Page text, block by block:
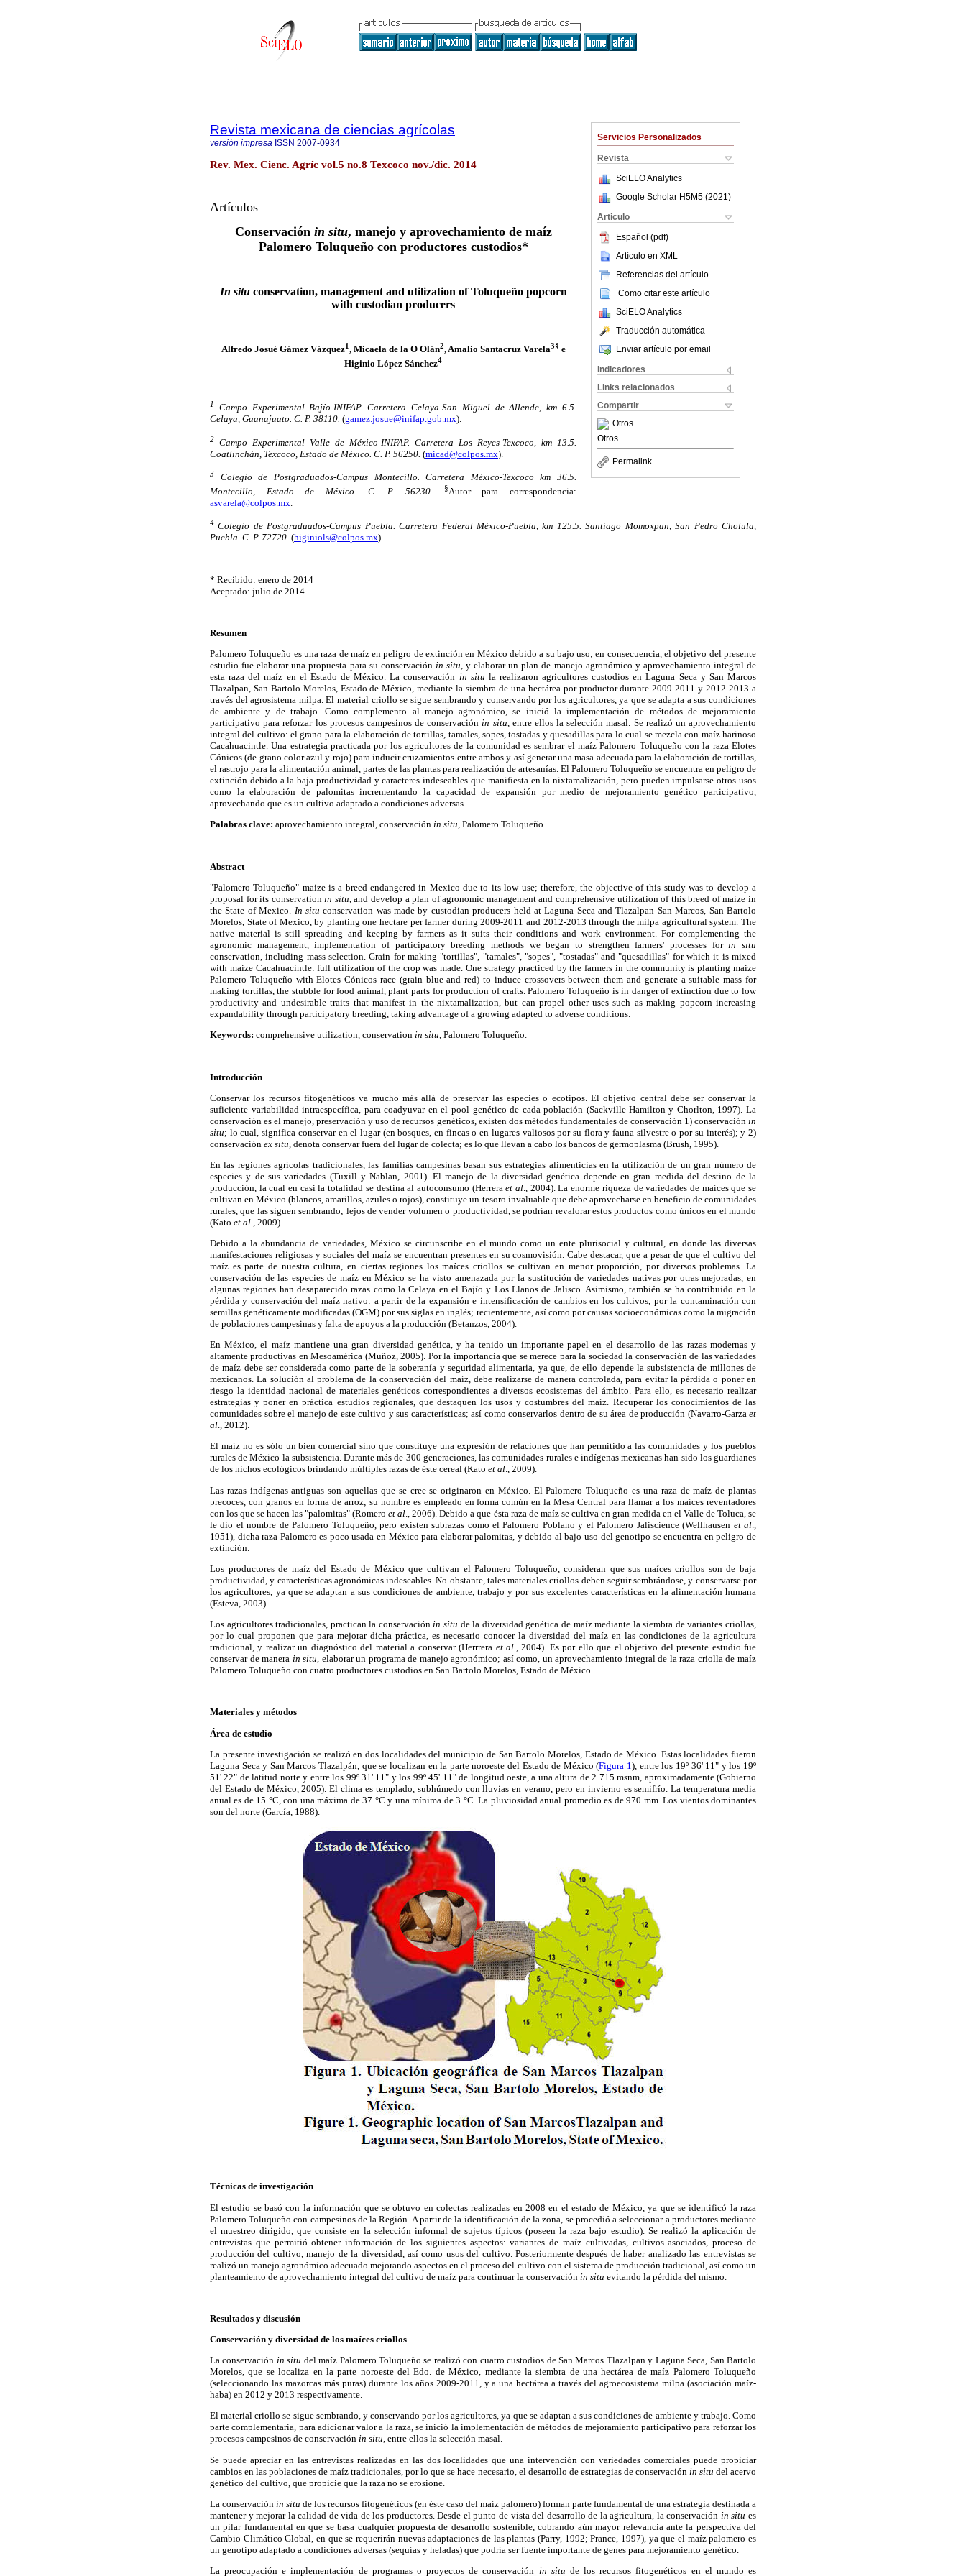
Servicios Personalizados
Revista
SciELO Analytics
Google Scholar H5M5 (2021 )
Articulo
Español (pdf)
Artículo en XML
Referencias del artículo
Como citar este artículo
SciELO Analytics
Traducción automática
Enviar artículo por email
Indicadores
Links relacionados
Compartir
Otros
Otros
Permalink
Revista mexicana de ciencias agrícolas
versión impresa ISSN 2007-0934
Rev. Mex. Cienc. Agríc vol.5 no.8 Texcoco nov./dic. 2014
Artículos
Conservación in situ, manejo y aprovechamiento de maíz
Palomero Toluqueño con productores custodios*
In situ conservation, management and utilization of Toluqueño popcorn
with custodian producers
Alfredo Josué Gámez Vázquez1, Micaela de la O Olán2, Amalio Santacruz Varela3§ e
Higinio López Sánchez4
1
Campo Experimental Bajío-INIFAP. Carretera Celaya-San Miguel de Allende, km 6.5.
Celaya, Guanajuato. C. P. 38110. (gamez.josue@inifap.gob.mx).
2 Campo Experimental Valle de México-INIFAP. Carretera Los Reyes-Texcoco, km 13.5.
Coatlinchán, Texcoco, Estado de México. C. P. 56250. (micad@colpos.mx).
3
Colegio de Postgraduados-Campus Montecillo. Carretera México-Texcoco km 36.5.
Montecillo, Estado de México. C. P. 56230.
§Autor para correspondencia:
asvarela@colpos.mx
4 Colegio de Postgraduados-Campus Puebla. Carretera Federal México-Puebla, km 125.5. Santiago Momoxpan, San Pedro Cholula,
Puebla. C. P. 72720. (higiniols@colpos.mx).
* Recibido: enero de 2014
Aceptado: julio de 2014
Resumen
Palomero Toluqueño es una raza de maíz en peligro de extinción en México debido a su bajo uso; en consecuencia, el objetivo del presente
estudio fue elaborar una propuesta para su conservación in situ, y elaborar un plan de manejo agronómico y aprovechamiento integral de
esta raza del maíz en el Estado de México. La conservación in situ la realizaron agricultores custodios en Laguna Seca y San Marcos
Tlazalpan, San Bartolo Morelos, Estado de México, mediante la siembra de una hectárea por productor durante 2009-2011 y 2012-2013 a
través del agrosistema milpa. El material criollo se sigue sembrando y conservando por los agricultores, ya que se adapta a sus condiciones
de ambiente y de trabajo. Como complemento al manejo agronómico, se inició la implementación de métodos de mejoramiento
participativo para reforzar los procesos campesinos de conservaciónin situ, entre ellos la selección masal. Se realizó un aprovechamiento
integral del cultivo: el grano para la elaboración de tortillas, tamales, sopes, tostadas y quesadillas para lo cual se mezcla con maíz harinoso
Cacahuacintle. Una estrategia practicada por los agricultores de la comunidad es sembrar el maíz Palomero Toluqueño con la raza Elotes
Cónicos (de grano color azul y rojo) para inducir cruzamientos entre ambos y así generar una masa adecuada para la elaboración de tortillas,
el rastrojo para la alimentación animal, partes de las plantas para realización de artesanías. El Palomero Toluqueño se encuentra en peligro de
extinción debido a la baja productividad y caracteres indeseables que manifiesta en la nixtamalización, pero pueden impulsarse otros usos
como la elaboración de palomitas incrementando la capacidad de expansión por medio de mejoramiento genético participativo,
aprovechando que es un cultivo adaptado a condiciones adversas.
Palabras clave: aprovechamiento integral, conservación in situ, Palomero Toluqueño.
Abstract
"Palomero Toluqueño" maize is a breed endangered in Mexico due to its low use; therefore, the objective of this study was to develop a
proposal for its conservation in situ , and develop a plan of agronomic management and comprehensive utilization of this breed of maize in
the State of Mexico. In situ conservation was made by custodian producers held at Laguna Seca and Tlazalpan San Marcos, San Bartolo
Morelos, State of Mexico, by planting one hectare per farmer during 2009-2011 and 2012-2013 through the milpa agricultural system. The
native material is still spreading and keeping by farmers as it suits their conditions and work environment. For complementing the
agronomic management, implementation of participatory breeding methods we began to strengthen farmers' processes for in situ
conservation, including mass selection. Grain for making "tortillas", "tamales", "sopes", "tostadas" and "quesadillas" for which it is mixed
with maize Cacahuacintle: full utilization of the crop was made. One strategy practiced by the farmers in the community is planting maize
Palomero Toluqueño with Elotes Cónicos race (grain blue and red) to induce crossovers between them and generate a suitable mass for
making tortillas, the stubble for food animal, plant parts for production of crafts. Palomero Toluqueño is in danger of extinction due to low
productivity and undesirable traits that manifest in the nixtamalization, but can propel other uses such as making popcorn increasing
expandability through participatory breeding, taking advantage of a growing adapted to adverse conditions.
Keywords: comprehensive utilization, conservation in situ, Palomero Toluqueño.
Introducción
Conservar los recursos fitogenéticos va mucho más allá de preservar las especies o ecotipos. El objetivo central debe ser conservar la
suficiente variabilidad intraespecífica, para coadyuvar en el pool genético de cada población (Sackville-Hamilton y Chorlton, 1997). La
conservación es el manejo, preservación y uso de recursos genéticos, existen dos métodos fundamentales de conservación 1) conservación in
situ; lo cual, significa conservar en el lugar (en bosques, en fincas o en lugares valiosos por su flora y fauna silvestre o por su interés); y 2)
conservación ex situ , denota conservar fuera del lugar de colecta; es lo que llevan a cabo los bancos de germoplasma (Brush, 1995).
En las regiones agrícolas tradicionales, las familias campesinas basan sus estrategias alimenticias en la utilización de un gran número de
especies y de sus variedades (Tuxill y Nablan, 2001). El manejo de la diversidad genética depende en gran medida del destino de la
producción, la cual en casi la totalidad se destina al autoconsumo (Herreraet al ., 2004). La enorme riqueza de variedades de maíces que se
cultivan en México (blancos, amarillos, azules o rojos), constituye un tesoro invaluable que debe aprovecharse en beneficio de comunidades
rurales, que las siguen sembrando; lejos de vender volumen o productividad, se podrían revalorar estos productos como únicos en el mundo
(Kato et al ., 2009).
Debido a la abundancia de variedades, México se circunscribe en el mundo como un ente plurisocial y cultural, en donde las diversas
manifestaciones religiosas y sociales del maíz se encuentran presentes en su cosmovisión. Cabe destacar, que a pesar de que el cultivo del
maíz es parte de nuestra cultura, en ciertas regiones los maíces criollos se cultivan en menor proporción, por diversos problemas. La
conservación de las especies de maíz en México se ha visto amenazada por la sustitución de variedades nativas por otras mejoradas, en
algunas regiones han desaparecido razas como la Celaya en el Bajío y Los Llanos de Jalisco. Asimismo, también se ha contribuido en la
pérdida y conservación del maíz nativo: a partir de la expansión e intensificación de cambios en los cultivos, por la contaminación con
semillas genéticamente modificadas (OGM) por sus siglas en inglés; recientemente, así como por causas socioeconómicas como la migración
de poblaciones campesinas y falta de apoyos a la producción (Betanzos, 2004).
En México, el maíz mantiene una gran diversidad genética, y ha tenido un importante papel en el desarrollo de las razas modernas y
altamente productivas en Mesoamérica (Muñoz, 2005). Por la importancia que se merece para la sociedad la conservación de las variedades
de maíz debe ser considerada como parte de la soberanía y seguridad alimentaria, ya que, de ello depende la subsistencia de millones de
mexicanos. La solución al problema de la conservación del maíz, debe realizarse de manera controlada, para evitar la pérdida o poner en
riesgo la identidad nacional de materiales genéticos correspondientes a diversos ecosistemas del ámbito. Para ello, es necesario realizar
estrategias y poner en práctica estudios regionales, que destaquen los usos y costumbres del maíz. Recuperar los conocimientos de las
comunidades sobre el manejo de este cultivo y sus características; así como conservarlos dentro de su área de producción (Navarro-Garza et
al., 2012).
El maíz no es sólo un bien comercial sino que constituye una expresión de relaciones que han permitido a las comunidades y los pueblos
rurales de México la subsistencia. Durante más de 300 generaciones, las comunidades rurales e indígenas mexicanas han sido los guardianes
de los nichos ecológicos brindando múltiples razas de éste cereal (Kato et al., 2009).
Las razas indígenas antiguas son aquellas que se cree se originaron en México. El Palomero Toluqueño es una raza de maíz de plantas
precoces, con granos en forma de arroz; su nombre es empleado en forma común en la Mesa Central para llamar a los maíces reventadores
con los que se hacen las "palomitas" (Romeroet al ., 2006). Debido a que ésta raza de maíz se cultiva en gran medida en el Valle de Toluca, se
le dio el nombre de Palomero Toluqueño, pero existen subrazas como el Palomero Poblano y el Palomero Jaliscience (Wellhausen et al
1951), dicha raza Palomero es poco usada en México para elaborar palomitas, y debido al bajo uso del genotipo se encuentra en peligro de
extinción.
Los productores de maíz del Estado de México que cultivan el Palomero Toluqueño, consideran que sus maíces criollos son de baja
productividad, y características agronómicas indeseables. No obstante, tales materiales criollos deben seguir sembrándose, y conservarse por
los agricultores, ya que se adaptan a sus condiciones de ambiente, trabajo y por sus excelentes características en la alimentación humana
(Esteva, 2003).
Los agricultores tradicionales, practican la conservaciónin situ de la diversidad genética de maíz mediante la siembra de variantes criollas,
por lo cual proponen que para mejorar dicha práctica, es necesario conocer la diversidad del maíz en las condiciones de la agricultura
tradicional, y realizar un diagnóstico del material a conservar (Herrrera et al., 2004). Es por ello que el objetivo del presente estudio fue
conservar de manera in situ, elaborar un programa de manejo agronómico; así como, un aprovechamiento integral de la raza criolla de maíz
Palomero Toluqueño con cuatro productores custodios en San Bartolo Morelos, Estado de México.
Materiales y métodos
Área de estudio
La presente investigación se realizó en dos localidades del municipio de San Bartolo Morelos, Estado de México. Estas localidades fueron
Laguna Seca y San Marcos Tlazalpán, que se localizan en la parte noroeste del Estado de México (Figura 1), entre los 19º 36' 11" y los 19º
51' 22" de latitud norte y entre los 99º 31' 11" y los 99º 45' 11" de longitud oeste, a una altura de 2 715 msnm, aproximadamente (Gobierno
del Estado de México, 2005). El clima es templado, subhúmedo con lluvias en verano, pero en invierno es semifrío. La temperatura media
anual es de 15 °C, con una máxima de 37 °C y una mínima de 3 °C. La pluviosidad anual promedio es de 970 mm. Los vientos dominantes
son del norte (García, 1988).
Técnicas de investigación
El estudio se basó con la información que se obtuvo en colectas realizadas en 2008 en el estado de México, ya que se identificó la raza
Palomero Toluqueño con campesinos de la Región. A partir de la identificación de la zona, se procedió a seleccionar a productores mediante
el muestreo dirigido, que consiste en la selección informal de sujetos típicos (poseen la raza bajo estudio). Se realizó la aplicación de
entrevistas que permitió obtener información de los siguientes aspectos: variantes de maíz cultivadas, cultivos asociados, proceso de
producción del cultivo, manejo de la diversidad, así como usos del cultivo. Posteriormente después de haber analizado las entrevistas se
realizó un manejo agronómico adecuado mejorando aspectos en el proceso del cultivo con el sistema de producción tradicional, así como un
planteamiento de aprovechamiento integral del cultivo de maíz para continuar la conservación in situ evitando la pérdida del mismo.
Resultados y discusión
Conservación y diversidad de los maíces criollos
La conservación in situ del maíz Palomero Toluqueño se realizó con cuatro custodios de San Marcos Tlazalpan y Laguna Seca, San Bartolo
Morelos, que se localiza en la parte noroeste del Edo. de México, mediante la siembra de una hectárea de maíz Palomero Toluqueño
(seleccionando las mazorcas más puras) durante los años 2009-2011, y a una hectárea a través del agroecosistema milpa (asociación maíz-
haba) en 2012 y 2013 respectivamente.
El material criollo se sigue sembrando, y conservando por los agricultores, ya que se adaptan a sus condiciones de ambiente y trabajo. Como
parte complementaria, para adicionar valor a la raza, se inició la implementación de métodos de mejoramiento participativo para reforzar los
procesos campesinos de conservación in situ, entre ellos la selección masal.
Se puede apreciar en las entrevistas realizadas en las dos localidades que una intervención con variedades comerciales puede propiciar
cambios en las poblaciones de maíz tradicionales, por lo que se hace necesario, el desarrollo de estrategias de conservación in situ del acervo
genético del cultivo, que propicie que la raza no se erosione.
La conservación in situ de los recursos fitogenéticos (en éste caso del maíz palomero) forman parte fundamental de una estrategia destinada a
mantener y mejorar la calidad de vida de los productores. Desde el punto de vista del desarrollo de la agricultura, la conservación in situ es
un pilar fundamental en que se basa cualquier propuesta de desarrollo sostenible, cobrando aún mayor relevancia ante la perspectiva del
Cambio Climático Global, en que se requerirán nuevas adaptaciones de las plantas (Parry, 1992; Prance, 1997), ya que el maíz palomero es
un genotipo adaptado a condiciones adversas (sequías y heladas) que podría ser fuente importante de genes para mejoramiento genético.
La preocupación e implementación de programas o proyectos de conservación in situ de los recursos fitogenéticos en el mundo es